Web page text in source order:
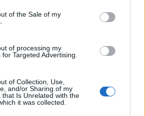
of the Sale of my
of processing my
Targeted Advertising.
of Collection, Use,
and/or Sharing of my
that Is Unrelated with the
it was collected.
Germany|Esim for Greece |
Cup 2026
Balkans|Esim for Morocco|
United Kingdom |Esim for Africa